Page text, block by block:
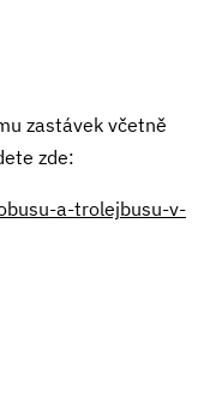
zastávek včetně
zde:
a-trolejbusu-v-